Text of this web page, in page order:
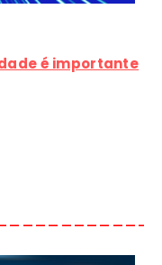
é importante